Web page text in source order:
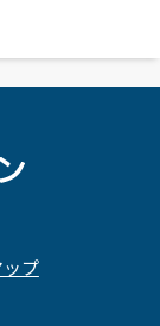
プ